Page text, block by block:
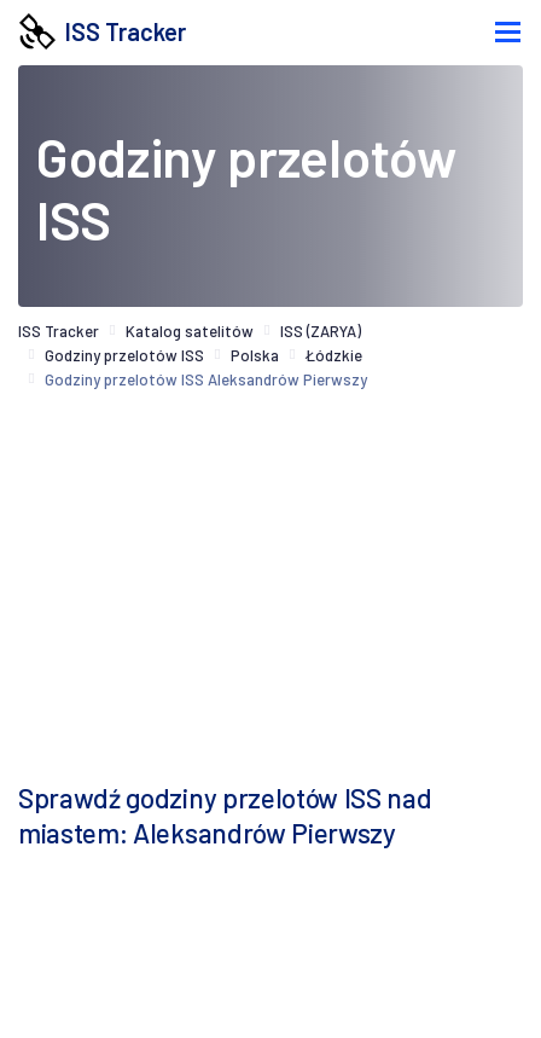
ISS Tracker
Godziny przelotów
ISS
ISS Tracker Katalog satelitów
ISS (ZARYA)
Godziny przelotów ISS
Polska
Łódzkie
Godziny przelotów ISS Aleksandrów Pierwszy
Sprawdź godziny przelotów ISS nad
miastem: Aleksandrów Pierwszy